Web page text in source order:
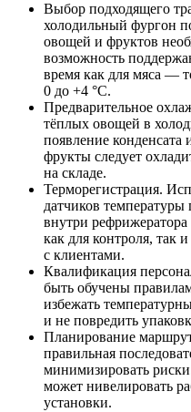
Выбор подходящего
холодильный фургон
овощей и фруктов
возможность
время как для мяса —
0 до +4 °C.
Предварительное
тёплых овощей в
появление
фрукты следует
на складе.
Терморегистрация.
датчиков температуры
внутри
как для контроля, так
с клиентами.
Квалификация
быть обучены
избежать
и не повредить
Планирование
правильная
минимизировать
может нивелировать
установки.